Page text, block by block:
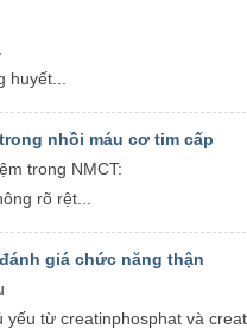
nhồi máu cơ tim cấp
trong NMCT:
rõ rệt...
giá chức năng thận
từ creatinphosphat và